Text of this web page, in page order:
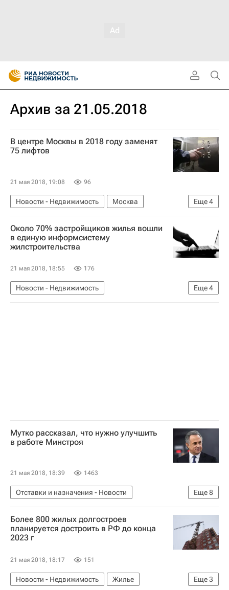
Архив за 21.05.2018
В центре Москвы в 2018 году заменят
75 лифтов
21 мая 2018, 19:08 96
Еще4
Новости - Недвижимость
Москва
Капремонт
Лифты Жилье Россия
Около 70% застройщиков жилья вошли
в единую информсистему
жилстроительства
21 мая 2018, 18:55 176
Еще4
Новости - Недвижимость
Долевое строительство
Жилье
Россия
Мутко рассказал, что нужно улучшить
в работе Минстроя
21 мая 2018, 18:39 1463
Еще8
Отставки и назначения - Новости
Новости - Недвижимость
Виталий Мутко
Владимир Якушев
Строительство
Дольщики
Россия
Более 800 жилых долгостроев
планируется достроить в РФ до конца
2023 г
21 мая 2018, 18:17 151
Еще3
Новости - Недвижимость
Жилье